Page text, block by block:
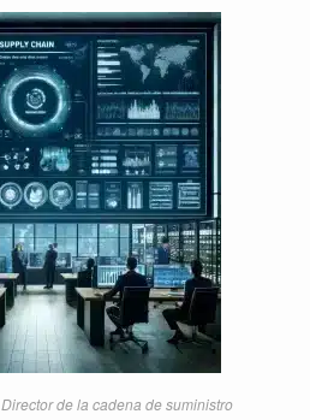
Director de la cadena de suministro